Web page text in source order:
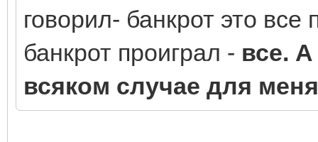
говорил- банкрот это все
банкрот проиграл - все. А
всяком случае для меня